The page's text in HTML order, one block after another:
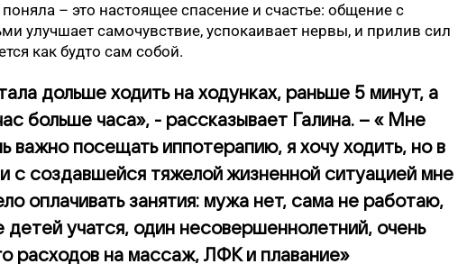
поняла – это настоящее спасение и счастье: общение с
улучшает самочувствие, успокаивает нервы, и прилив сил
как будто сам собой.
дольше ходить на ходунках, раньше 5 минут, а
больше часа», - рассказывает Галина. – « Мне
важно посещать иппотерапию, я хочу ходить, но в
с создавшейся тяжелой жизненной ситуацией мне
оплачивать занятия: мужа нет, сама не работаю,
детей учатся, один несовершеннолетний, очень
расходов на массаж, ЛФК и плавание»